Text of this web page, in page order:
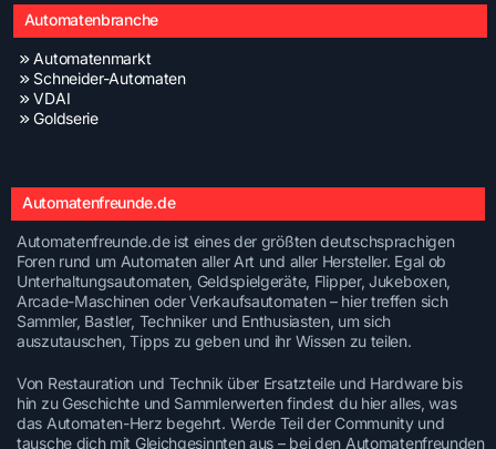
Automatenbranche
Automatenmarkt
Schneider-Automaten
VDAI
Goldserie
Automatenfreunde.de
Automatenfreunde.de ist eines der größten deutschsprachigen
Foren rund um Automaten aller Art und aller Hersteller. Egal ob
Unterhaltungsautomaten, Geldspielgeräte, Flipper, Jukeboxen,
Arcade-Maschinen oder Verkaufsautomaten – hier treffen sich
Sammler, Bastler, Techniker und Enthusiasten, um sich
auszutauschen, Tipps zu geben und ihr Wissen zu teilen.
Von Restauration und Technik über Ersatzteile und Hardware bis
hin zu Geschichte und Sammlerwerten findest du hier alles, was
das Automaten-Herz begehrt. Werde Teil der Community und
tausche dich mit Gleichgesinnten aus – bei den Automatenfreunden